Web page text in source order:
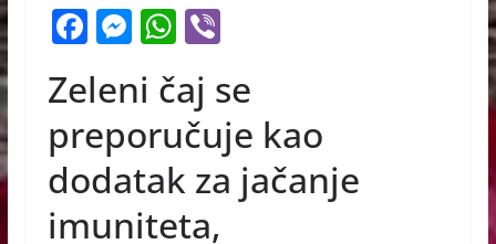
F
c
e
b
o
M
ss
e
n
g
W
at
s
A
p
Vi
er
Zeleni čaj se
preporučuje kao
dodatak za jačanje
imuniteta,